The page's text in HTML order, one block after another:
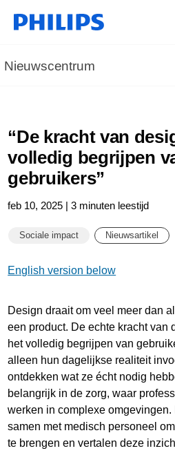
Nieuwscentrum
“De kracht van
volledig begrijpen
gebruikers”
feb 10, 2025 | 3 minuten leestijd
Sociale impact Nieuwsartikel
English version below
Design draait om veel meer dan
een product. De echte kracht van
het volledig begrijpen van
alleen hun dagelijkse realiteit
ontdekken wat ze écht nodig
belangrijk in de zorg, waar
werken in complexe
samen met medisch personeel
te brengen en vertalen deze